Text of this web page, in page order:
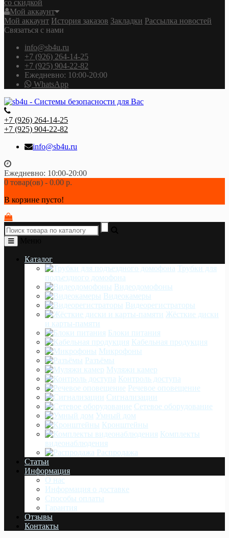
со скидкой
Мой аккаунт
Мой аккаунт История заказов Закладки Рассылка новостей
Связаться с нами
info@sb4u.ru
+7 (926) 264-14-25
+7 (925) 904-22-82
Ежедневно: 10:00-20:00
WhatsApp
+7 (926) 264-14-25
+7 (925) 904-22-82
info@sb4u.ru
Ежедневно: 10:00-20:00
0 товар(ов) - 0.00 р.
В корзине пусто!
Каталог
Трубки для
подъездного домофона
Видеодомофоны
Видеокамеры
Видеорегистраторы
Жёсткие диски
и карты-памяти
Блоки питания
Кабельная продукция
Микрофоны
Разъёмы
Муляжи камер
Контроль доступа
Речевое оповещение
Сигнализации
Сетевое оборудование
Умный дом
Кронштейны
Комплекты
видеонаблюдения
Распродажа
Статьи
Информация
О нас
Информация о доставке
Cпособы оплаты
Гарантия
Отзывы
Контакты